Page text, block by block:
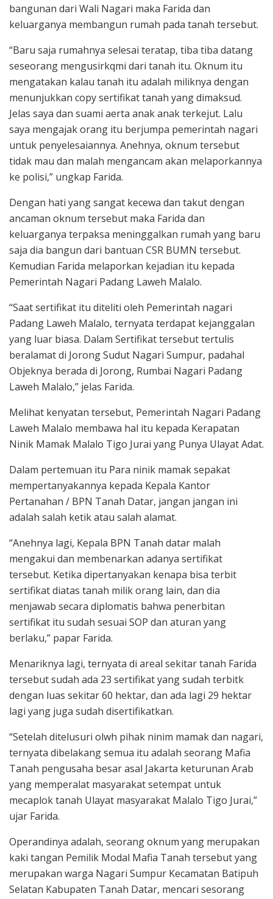
bangunan dari Wali Nagari maka Farida dan
keluarganya membangun rumah pada tanah tersebut.
“Baru saja rumahnya selesai teratap, tiba tiba datang
seseorang mengusirkqmi dari tanah itu. Oknum itu
mengatakan kalau tanah itu adalah miliknya dengan
menunjukkan copy sertifikat tanah yang dimaksud.
Jelas saya dan suami aerta anak anak terkejut. Lalu
saya mengajak orang itu berjumpa pemerintah nagari
untuk penyelesaiannya. Anehnya, oknum tersebut
tidak mau dan malah mengancam akan melaporkannya
ke polisi,” ungkap Farida.
Dengan hati yang sangat kecewa dan takut dengan
ancaman oknum tersebut maka Farida dan
keluarganya terpaksa meninggalkan rumah yang baru
saja dia bangun dari bantuan CSR BUMN tersebut.
Kemudian Farida melaporkan kejadian itu kepada
Pemerintah Nagari Padang Laweh Malalo.
“Saat sertifikat itu diteliti oleh Pemerintah nagari
Padang Laweh Malalo, ternyata terdapat kejanggalan
yang luar biasa. Dalam Sertifikat tersebut tertulis
beralamat di Jorong Sudut Nagari Sumpur, padahal
Objeknya berada di Jorong, Rumbai Nagari Padang
Laweh Malalo,” jelas Farida.
Melihat kenyatan tersebut, Pemerintah Nagari Padang
Laweh Malalo membawa hal itu kepada Kerapatan
Ninik Mamak Malalo Tigo Jurai yang Punya Ulayat Adat.
Dalam pertemuan itu Para ninik mamak sepakat
mempertanyakannya kepada Kepala Kantor
Pertanahan / BPN Tanah Datar, jangan jangan ini
adalah salah ketik atau salah alamat.
“Anehnya lagi, Kepala BPN Tanah datar malah
mengakui dan membenarkan adanya sertifikat
tersebut. Ketika dipertanyakan kenapa bisa terbit
sertifikat diatas tanah milik orang lain, dan dia
menjawab secara diplomatis bahwa penerbitan
sertifikat itu sudah sesuai SOP dan aturan yang
berlaku,” papar Farida.
Menariknya lagi, ternyata di areal sekitar tanah Farida
tersebut sudah ada 23 sertifikat yang sudah terbitk
dengan luas sekitar 60 hektar, dan ada lagi 29 hektar
lagi yang juga sudah disertifikatkan.
“Setelah ditelusuri olwh pihak ninim mamak dan nagari,
ternyata dibelakang semua itu adalah seorang Mafia
Tanah pengusaha besar asal Jakarta keturunan Arab
yang memperalat masyarakat setempat untuk
mecaplok tanah Ulayat masyarakat Malalo Tigo Jurai,”
ujar Farida.
Operandinya adalah, seorang oknum yang merupakan
kaki tangan Pemilik Modal Mafia Tanah tersebut yang
merupakan warga Nagari Sumpur Kecamatan Batipuh
Selatan Kabupaten Tanah Datar, mencari sesorang